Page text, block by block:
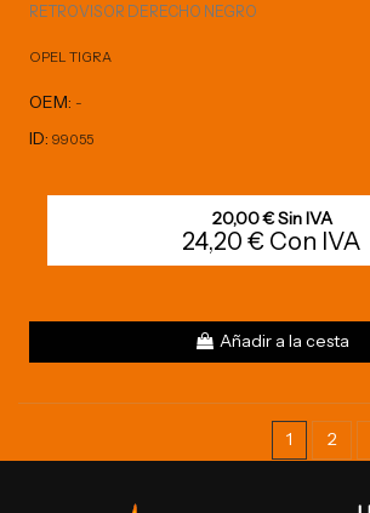
RETROVISOR DERECHO NEGRO
OPEL TIGRA
OEM: -
ID: 99055
20,00 € Sin IVA
24,20 € Con IVA
Añadir a la cesta
1 2